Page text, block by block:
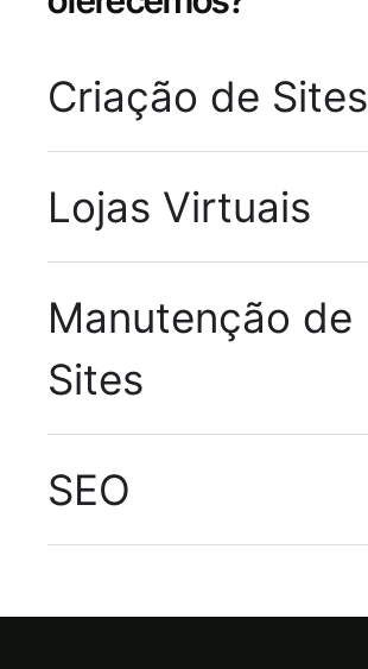
Criação de Sites
Lojas Virtuais
Manutenção de
Sites
SEO